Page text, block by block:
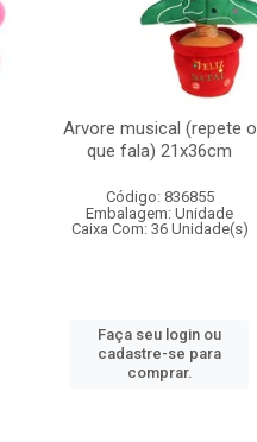
Arvore musical (repete o
que fala) 21x36cm
Código: 836855
Embalagem: Unidade
Caixa Com: 36 Unidade(s)
Faça seu login ou
cadastre-se para
comprar.